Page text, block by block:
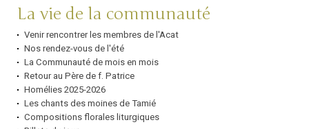
Navigation
La vie de la communauté
Venir rencontrer les membres de l'Acat
Nos rendez-vous de l'été
La Communauté de mois en mois
Retour au Père de f. Patrice
Homélies 2025-2026
Les chants des moines de Tamié
Compositions florales liturgiques